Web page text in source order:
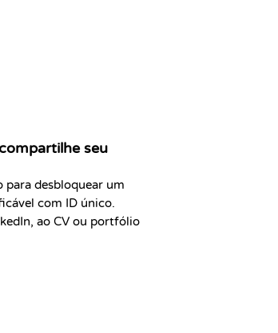
seu
para desbloquear um
com ID único.
ao CV ou portfólio